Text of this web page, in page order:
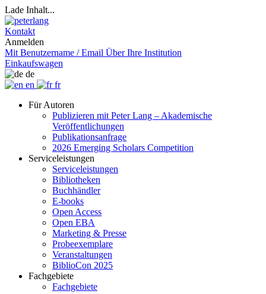
Lade Inhalt...
Kontakt
Anmelden
Mit Benutzername / Email Über Ihre Institution
Einkaufswagen
de
en
fr
Für Autoren
Publizieren mit Peter Lang – Akademische
Veröffentlichungen
Publikationsanfrage
2026 Emerging Scholars Competition
Serviceleistungen
Serviceleistungen
Bibliotheken
Buchhändler
E-books
Open Access
Open EBA
Marketing & Presse
Probeexemplare
Veranstaltungen
BiblioCon 2025
Fachgebiete
Fachgebiete